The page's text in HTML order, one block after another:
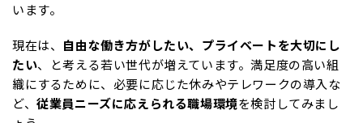
います。
現在は、 自由な働き方がしたい、プライベートを大切にし
たい、と考える若い世代が増えています。満足度の高い組
織にするために、必要に応じた休みやテレワークの導入な
ど、従業員ニーズに応えられる職場環境を検討してみまし